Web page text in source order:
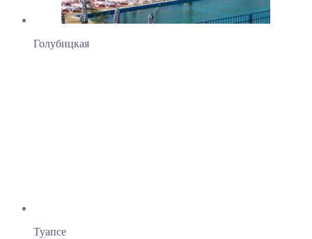
Голубицкая
Туапсе